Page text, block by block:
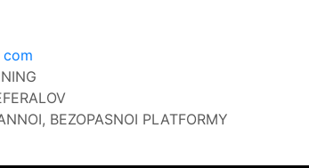
com
BEZOPASNOI PLATFORMY